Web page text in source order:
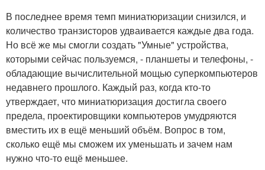
В последнее время темп миниатюризации снизился, и
количество транзисторов удваивается каждые два года.
Но всё же мы смогли создать "Умные" устройства,
которыми сейчас пользуемся, - планшеты и телефоны, -
обладающие вычислительной мощью суперкомпьютеров
недавнего прошлого. Каждый раз, когда кто-то
утверждает, что миниатюризация достигла своего
предела, проектировщики компьютеров умудряются
вместить их в ещё меньший объём. Вопрос в том,
сколько ещё мы сможем их уменьшать и зачем нам
нужно что-то ещё меньшее.